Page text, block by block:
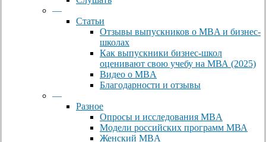
—
Статьи
Отзывы выпускников о MBA и бизнес-
школах
Как выпускники бизнес-школ
оценивают свою учебу на МВА (2025)
Видео о MBA
Благодарности и отзывы
—
Разное
Опросы и исследования MBA
Модели российских программ МВА
Женский MBA